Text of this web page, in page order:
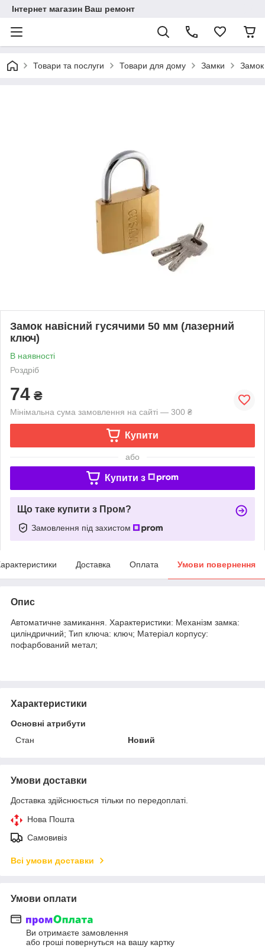
Інтернет магазин Ваш ремонт
Товари та послуги Товари для дому Замки
Замок навісний гусячими 50 мм (лазерний
ключ)
В наявності
Роздріб
74 ₴
Мінімальна сума замовлення на сайті — 300 ₴
Купити
або
Купити з
Що таке купити з Пром?
Замовлення під захистом
Доставка Оплата Умови повернення
Опис
Автоматичне замикання. Характеристики: Механізм замка:
циліндричний; Тип ключа: ключ; Матеріал корпусу:
пофарбований метал;
Характеристики
Основні атрибути
Стан
Новий
Умови доставки
Доставка здійснюється тільки по передоплаті.
Нова Пошта
Самовивіз
Всі умови доставки
Умови оплати
Ви отримаєте замовлення
або гроші повернуться на вашу картку